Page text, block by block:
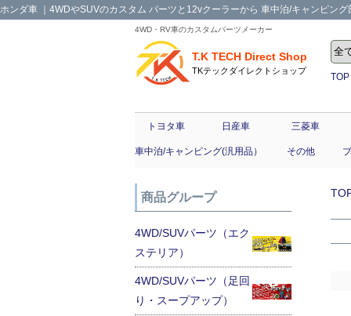
ホンダ車 ｜4WDやSUVのカスタム パーツと12vクーラーから 車中泊/キャンピン
4WD・RV車のカスタムパーツメーカー
T.K TECH Direct Shop
TKテックダイレクトショップ
TOP
トヨタ車 日産車 三菱車
車中泊/キャンピング(汎用品） その他
商品グループ
4WD/SUVパーツ（エク
ステリア）
4WD/SUVパーツ（足回
り・スープアップ）